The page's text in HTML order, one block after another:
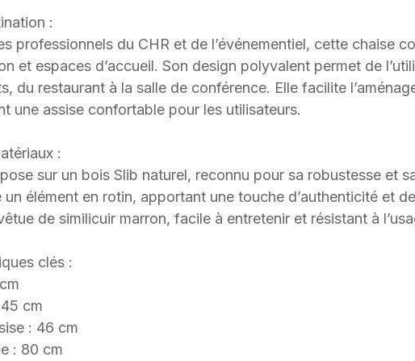
:
professionnels du CHR et de l’événementiel, cette chaise
et espaces d’accueil. Son design polyvalent permet de
du restaurant à la salle de conférence. Elle facilite
une assise confortable pour les utilisateurs.
:
sur un bois Slib naturel, reconnu pour sa robustesse et
un élément en rotin, apportant une touche d’authenticité et
de similicuir marron, facile à entretenir et résistant à
clés :
cm
: 46 cm
: 80 cm